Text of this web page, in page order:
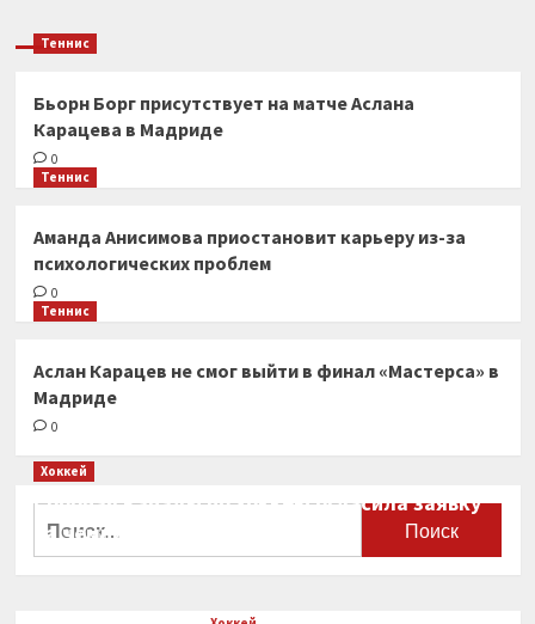
Теннис
Бьорн Борг присутствует на матче Аслана
Карацева в Мадриде
0
Теннис
Аманда Анисимова приостановит карьеру из-за
психологических проблем
0
Теннис
Аслан Карацев не смог выйти в финал «Мастерса» в
Мадриде
0
Хоккей
Сборная Канады по хоккею огласила заявку
на чемпионат мира